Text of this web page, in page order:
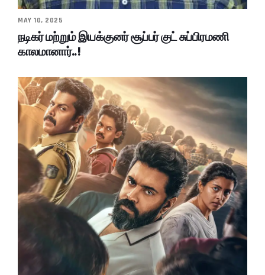
MAY 10, 2025
நடிகர் மற்றும் இயக்குனர் சூப்பர் குட் சுப்பிரமணி
காலமானார்..!